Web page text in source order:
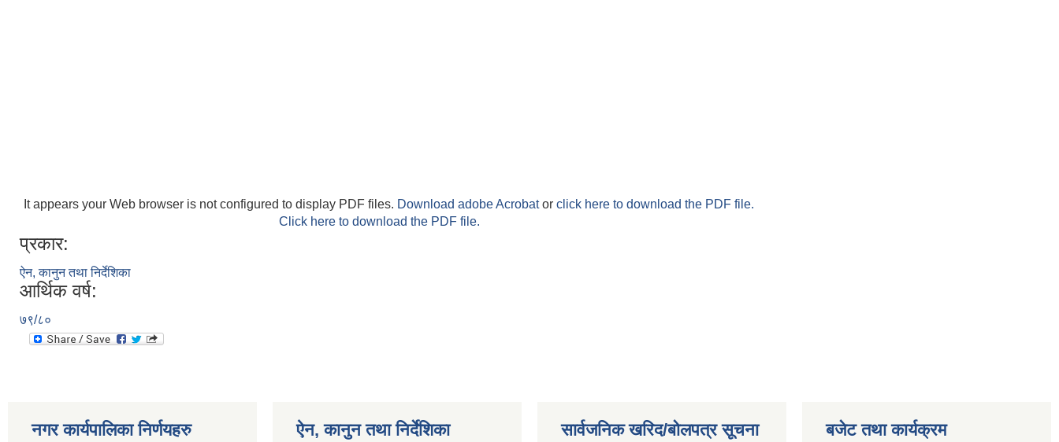
It appears your Web browser is not configured to display PDF files. Download adobe Acrobator click here to download the PDF file.
Click here to download the PDF file.
प्रकार:
ऐन, कानुन तथा निर्देशिका
आर्थिक वर्ष:
७९/८०
नगर कार्यपालिका निर्णयहरु ऐन, कानुन तथा निर्देशिका सार्वजनिक खरिद/बोलपत्र सूचना बजेट तथा कार्यक्रम